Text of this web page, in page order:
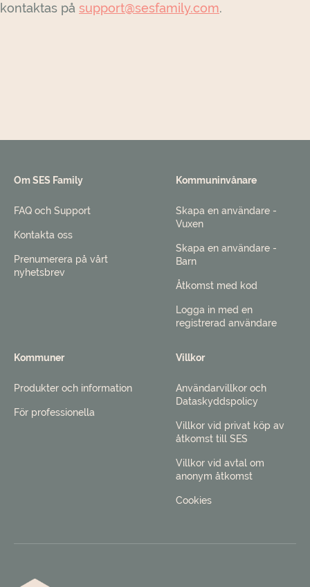
kontaktas på support@sesfamily.com.
Om SES Family
FAQ och Support
Kontakta oss
Prenumerera på vårt
nyhetsbrev
Kommuninvånare
Skapa en användare -
Vuxen
Skapa en användare -
Barn
Åtkomst med kod
Logga in med en
registrerad användare
Kommuner
Produkter och information
För professionella
Villkor
Användarvillkor och
Dataskyddspolicy
Villkor vid privat köp av
åtkomst till SES
Villkor vid avtal om
anonym åtkomst
Cookies